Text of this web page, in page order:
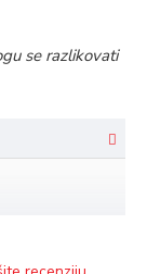
se razlikovati